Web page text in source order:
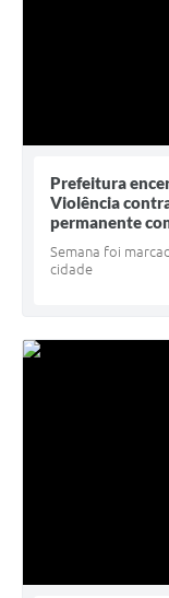
Prefeitura
Violência
permanente
Semana foi
cidade